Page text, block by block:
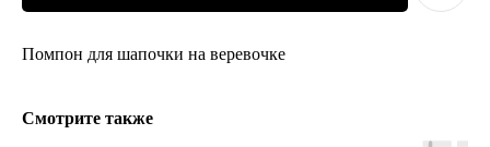
Помпон для шапочки на веревочке
Смотрите также